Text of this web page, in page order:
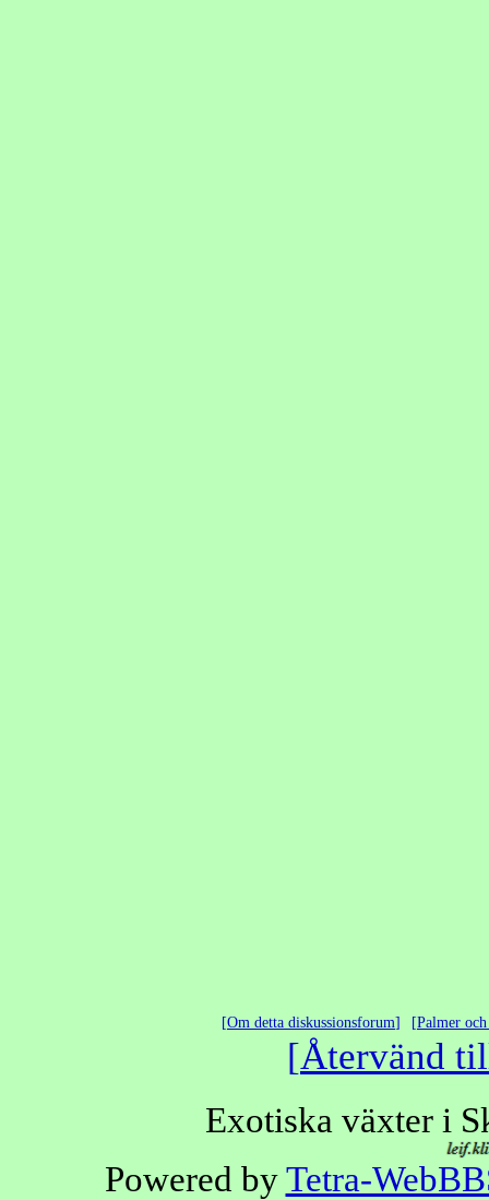
Om detta diskussionsforum Palmer
Återvänd
Exotiska växter i
Powered byTetra-